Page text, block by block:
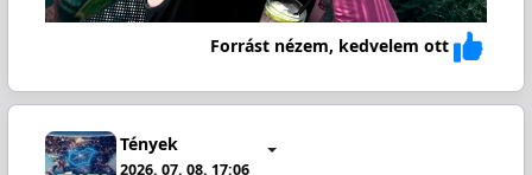
Forrást nézem, kedvelem ott
Tények
2026. 07. 08. 17:06